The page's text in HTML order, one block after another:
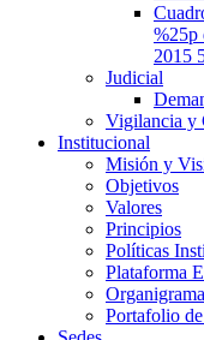
%25p
2015
Judicial
Vigilancia y
Institucional
Misión y
Objetivos
Valores
Principios
Políticas
Plataforma
Organigrama
Portafolio